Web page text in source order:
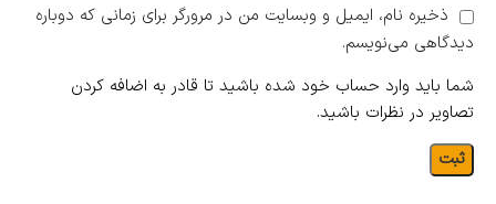
ذخیره نام، ایمیل و وبسایت من در مرورگر برای زمانی که دوباره
دیدگاهی می‌نویسم.
شما باید وارد حساب خود شده باشید تا قادر به اضافه کردن
تصاویر در نظرات باشید.